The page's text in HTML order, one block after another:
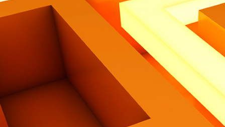
Clienti
Heritage
Lavora con noi